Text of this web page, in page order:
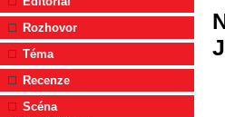
Rozhovor
Téma
Recenze
Scéna